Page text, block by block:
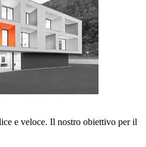
e veloce. Il nostro obiettivo per il